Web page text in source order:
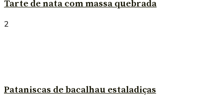
Tarte de nata com massa quebrada
2
Pataniscas de bacalhau estaladiças